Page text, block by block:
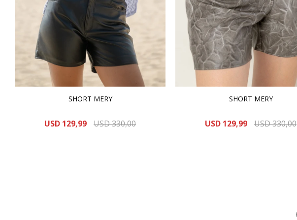
SHORT MERY
USD 129,99 USD330,00
SHORT MERY
USD 129,99 USD330,00